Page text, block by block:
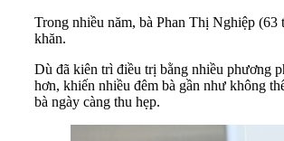
Trong nhiều năm, bà Phan Thị Nghiệp
khăn.
Dù đã kiên trì điều trị bằng nhiều phương
hơn, khiến nhiều đêm bà gần như không
bà ngày càng thu hẹp.